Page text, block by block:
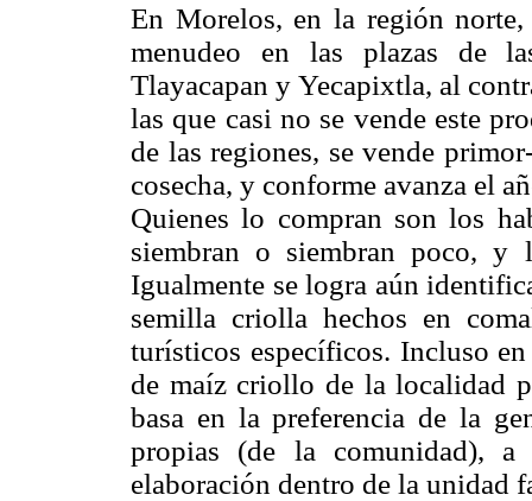
En Morelos, en la región
menudeo en las plazas de
Tlayacapan y Yecapixtla, al
las que casi no se vende este
de las regiones, se vende
cosecha, y conforme avanza el
Quienes lo compran son los
siembran o siembran poco, y
Igualmente se logra aún
semilla criolla hechos en
turísticos específicos. Incluso
de maíz criollo de la localidad
basa en la preferencia de la
propias (de la comunidad),
elaboración dentro de la unidad